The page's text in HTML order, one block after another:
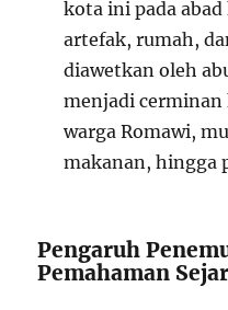
kota ini pada
artefak, rumah,
diawetkan oleh
menjadi
warga Romawi,
makanan, hingga
Pengaruh
Pemahaman